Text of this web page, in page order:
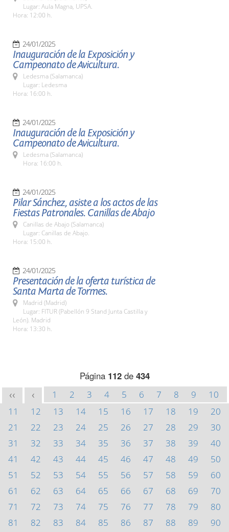
Lugar: Aula Magna, UPSA.
Hora: 12:00 h.
24/01/2025
Inauguración de la Exposición y
Campeonato de Avicultura.
Ledesma (Salamanca)
Lugar: Ledesma
Hora: 16:00 h.
24/01/2025
Inauguración de la Exposición y
Campeonato de Avicultura.
Ledesma (Salamanca)
Hora: 16:00 h.
24/01/2025
Pilar Sánchez, asiste a los actos de las
Fiestas Patronales. Canillas de Abajo
Canillas de Abajo (Salamanca)
Lugar: Canillas de Abajo.
Hora: 15:00 h.
24/01/2025
Presentación de la oferta turística de
Santa Marta de Tormes.
Madrid (Madrid)
Lugar: FITUR (Pabellón 9 Stand Junta Castilla y
León). Madrid
Hora: 13:30 h.
Página 112de 434
<< < 1 2 3 4 5 6 7 8 9
10
11
12 13 14 15 16 17 18 19
20
21
22 23 24 25 26 27 28 29
30
31
32 33 34 35 36 37 38 39
40
41
42 43 44 45 46 47 48 49
50
51
52 53 54 55 56 57 58 59
60
61
62 63 64 65 66 67 68 69
70
71
72 73 74 75 76 77 78 79
80
81
82 83 84 85 86 87 88 89
90